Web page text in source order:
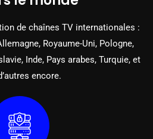
de chaînes TV internationales :
Royaume-Uni, Pologne,
Inde, Pays arabes, Turquie, et
encore.